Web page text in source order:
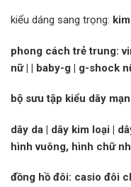
kiểu dáng sang trọng:
phong cách trẻ trung:
nữ| | baby-g | g-shock
bộ sưu tập kiểu dây
dây da | dây kim loại |
hình vuông, hình chữ
đồng hồ đôi: casio đôi